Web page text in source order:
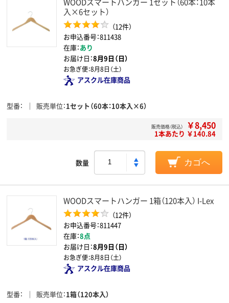
入×6セット）
（12件）
お申込番号：811438
在庫：あり
お届け日：8月9日（日）
お急ぎ便：8月8日（土）
アスクル在庫商品
型番 販売単位 1セット（60本：10本入×6）
販売価格（税込） ￥8,450
1本あたり ￥140.84
数量 カゴへ
WOODスマートハンガー 1箱（120本入） I-Lex
（12件）
お申込番号：811447
在庫：8点
お届け日：8月9日（日）
お急ぎ便：8月8日（土）
アスクル在庫商品
型番 販売単位 1箱（120本入）